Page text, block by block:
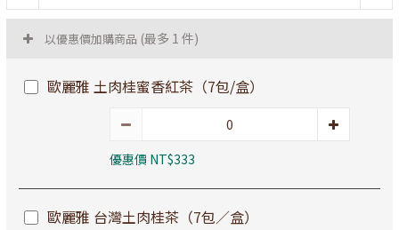
以優惠價加購商品 (最多 1 件)
歐麗雅 土肉桂蜜香紅茶（7包/盒）
優惠價 NT$333
歐麗雅 台灣土肉桂茶（7包／盒）